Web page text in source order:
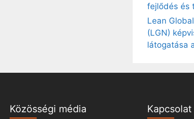
fejlődés és
Lean
(LGN)
látogatása
Közösségi média Kapcsolat